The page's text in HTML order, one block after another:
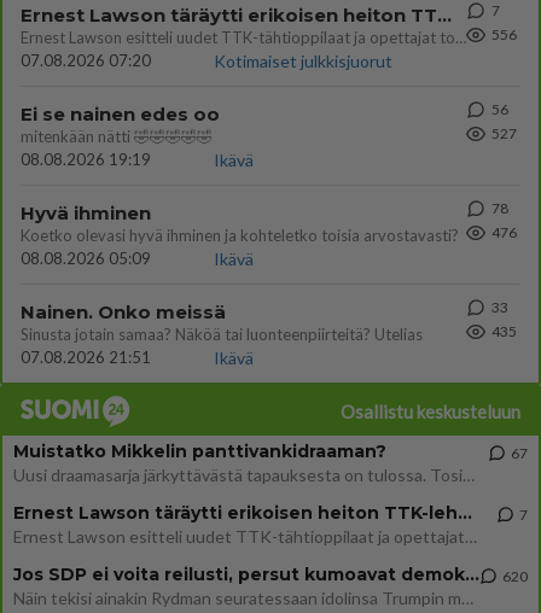
Ernest Lawson täräytti erikoisen heiton TTK-lehdistötilaisuudessa: " Onko tässä tarkoituksena...?"
Ernest Lawson esitteli uudet TTK-tähtioppilaat ja opettajat torstaina 6.8. lehdistölle. Tulevalla kaudella on yksi hausk
07.08.2026 07:20
Kotimaiset julkkisjuorut
7
556
Ei se nainen edes oo
mitenkään nätti 🤣🤣🤣🤣🤣
08.08.2026 19:19
Ikävä
56
527
Hyvä ihminen
Koetko olevasi hyvä ihminen ja kohteletko toisia arvostavasti?
08.08.2026 05:09
Ikävä
78
476
Nainen. Onko meissä
Sinusta jotain samaa? Näköä tai luonteenpiirteitä? Utelias
07.08.2026 21:51
Ikävä
33
435
Osallistu keskusteluun
Muistatko Mikkelin panttivankidraaman?
Uusi draamasarja järkyttävästä tapauksesta on tulossa. Tositapahtumiin perustuva sarja ammentaa vuoden 1986 Mikkelin pan
67
Ernest Lawson täräytti erikoisen heiton TTK-lehdistötilaisuudessa: " Onko tässä tarkoituksena...?"
Ernest Lawson esitteli uudet TTK-tähtioppilaat ja opettajat torstaina 6.8. lehdistölle. Tulevalla kaudella on yksi hausk
7
Jos SDP ei voita reilusti, persut kumoavat demokratian Suomesta
Näin tekisi ainakin Rydman seuratessaan idolinsa Trumpin mallia https://www.is.fi/politiikka/art-2000012187244.html
620